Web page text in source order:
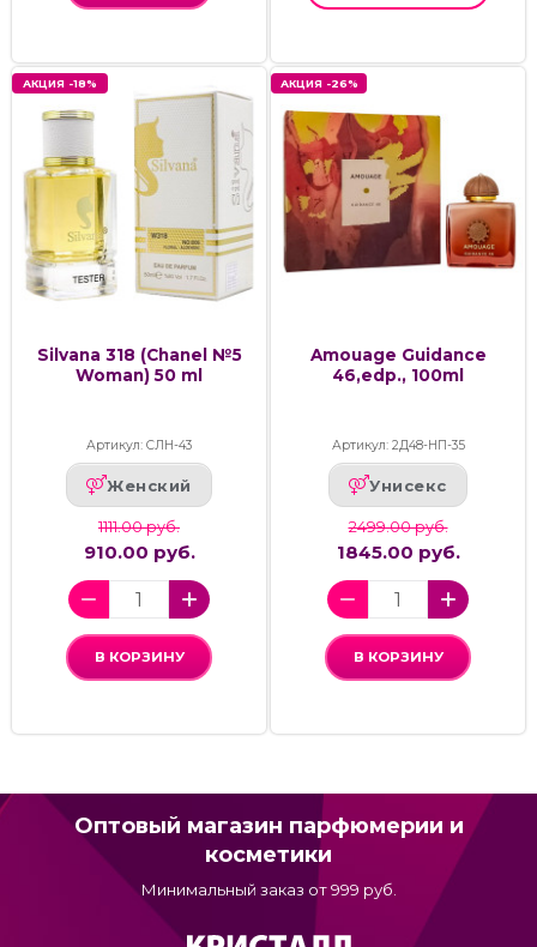
АКЦИЯ -18%
Silvana 318 (Chanel №5
Woman) 50 ml
Артикул: СЛН-43
Женский
1111.00 руб.
910.00 руб.
В КОРЗИНУ
АКЦИЯ -26%
Amouage Guidance
46,edp., 100ml
Артикул: 2Д48-НП-35
Унисекс
2499.00 руб.
1845.00 руб.
В КОРЗИНУ
Оптовый магазин парфюмерии и
косметики
Минимальный заказ от 999 руб.